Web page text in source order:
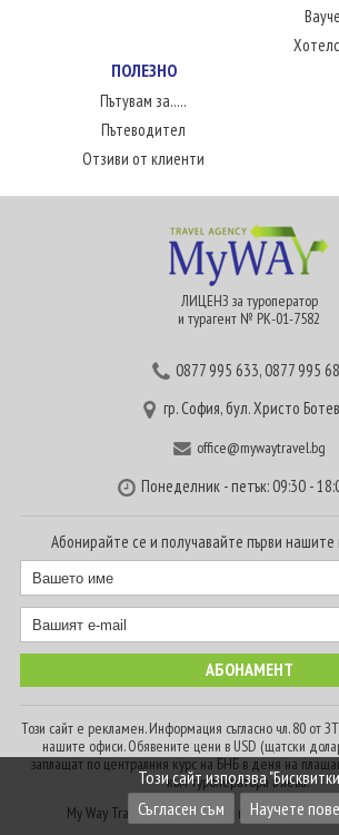
ПОЛЕЗНО
Пътувам за.....
Пътеводител
Отзиви от клиенти
ЛИЦЕНЗ за туроператор
и турагент № РК-01-7582
0877 995 633,0877 995
гр. София, бул. Христо
office@mywaytravel.bg
Понеделник - петък: 09:30 -
Абонирайте се и получавайте първи
Този сайт е рекламен. Информация съгласно чл. 80 от
нашите офиси. Обявените цени в USD (щатски
заплащат по централния курс на БНБ в деня на
към туроператора в лева.
My Way Travel © 2016. Всички права запазени
Този сайт използва
Съгласен съм
Научете